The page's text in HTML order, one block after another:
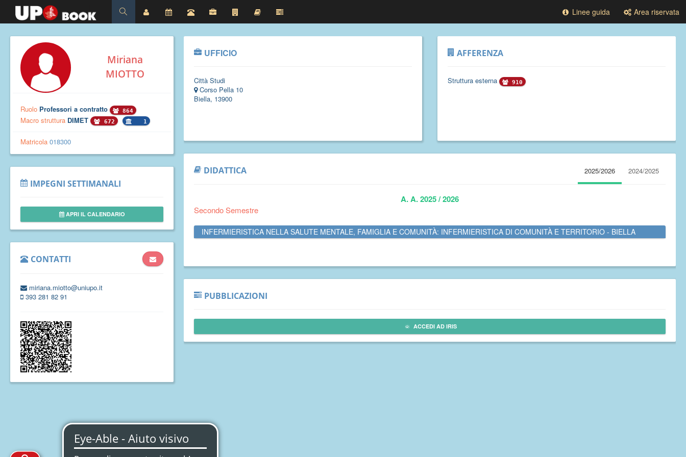
Linee guida Area riservata
Miriana
MIOTTO
Ruolo Professori a contratto 864
Macro struttura DIMET 672 1
Matricola 018300
IMPEGNI SETTIMANALI
APRI IL CALENDARIO
CONTATTI
miriana.miotto@uniupo.it
393 281 82 91
UFFICIO
Città Studi
Corso Pella 10
Biella, 13900
AFFERENZA
Struttura esterna 910
DIDATTICA 2025/2026 2024/2025
A. A. 2025 / 2026
Secondo Semestre
INFERMIERISTICA NELLA SALUTE MENTALE, FAMIGLIA E COMUNITÀ: INFERMIERISTICA DI COMUNITÀ E TERRITORIO - BIELLA
PUBBLICAZIONI
ACCEDI AD IRIS